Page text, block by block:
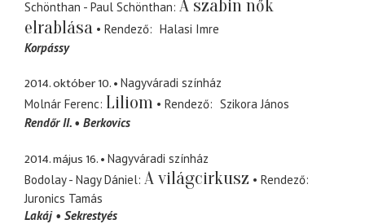
Schönthan - Paul Schönthan A szabin nők
elrablása
Rendező
Halasi Imre
Korpássy
2014. október 10.
Nagyváradi színház
Molnár Ferenc Liliom Rendező
Szikora János
Rendőr II.
Berkovics
2014. május 16.
Nagyváradi színház
Bodolay - Nagy Dániel A világcirkusz
Rendező
Juronics Tamás
Lakáj
Sekrestyés